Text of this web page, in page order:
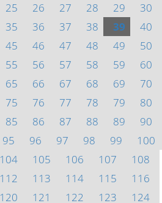
25 26 27 28 29
30
35 36 37 38 39
40
45 46 47 48 49
50
55 56 57 58 59
60
65 66 67 68 69
70
75 76 77 78 79
80
85 86 87 88 89
90
95 96 97 98 99
100
104 105 106 107
108
112 113 114 115
116
120 121 122 123
124